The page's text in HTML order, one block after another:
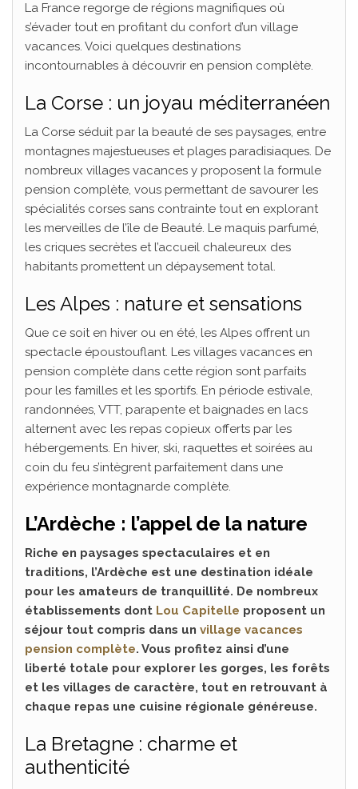
La France regorge de régions magnifiques où
s’évader tout en profitant du confort d’un village
vacances. Voici quelques destinations
incontournables à découvrir en pension complète.
La Corse : un joyau méditerranéen
La Corse séduit par la beauté de ses paysages, entre
montagnes majestueuses et plages paradisiaques. De
nombreux villages vacances y proposent la formule
pension complète, vous permettant de savourer les
spécialités corses sans contrainte tout en explorant
les merveilles de l’île de Beauté. Le maquis parfumé,
les criques secrètes et l’accueil chaleureux des
habitants promettent un dépaysement total.
Les Alpes : nature et sensations
Que ce soit en hiver ou en été, les Alpes offrent un
spectacle époustouflant. Les villages vacances en
pension complète dans cette région sont parfaits
pour les familles et les sportifs. En période estivale,
randonnées, VTT, parapente et baignades en lacs
alternent avec les repas copieux offerts par les
hébergements. En hiver, ski, raquettes et soirées au
coin du feu s’intègrent parfaitement dans une
expérience montagnarde complète.
L’Ardèche : l’appel de la nature
Riche en paysages spectaculaires et en
traditions, l’Ardèche est une destination idéale
pour les amateurs de tranquillité. De nombreux
établissements dont Lou Capitelle proposent un
séjour tout compris dans un village vacances
pension complète. Vous profitez ainsi d’une
liberté totale pour explorer les gorges, les forêts
et les villages de caractère, tout en retrouvant à
chaque repas une cuisine régionale généreuse.
La Bretagne : charme et
authenticité